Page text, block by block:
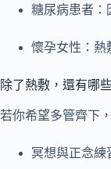
糖尿病患者：
懷孕女性：熱
除了熱敷，還有哪
若你希望多管齊下
冥想與正念練